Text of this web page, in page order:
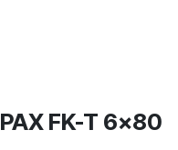
FK-T 6x80